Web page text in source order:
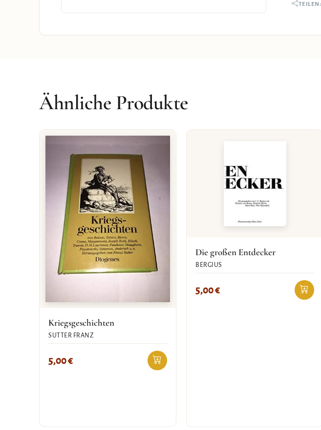
TEILEN:
Ähnliche Produkte
Kriegsgeschichten
SUTTER FRANZ
5,00€
Die großen Entdecker
BERGIUS
5,00€